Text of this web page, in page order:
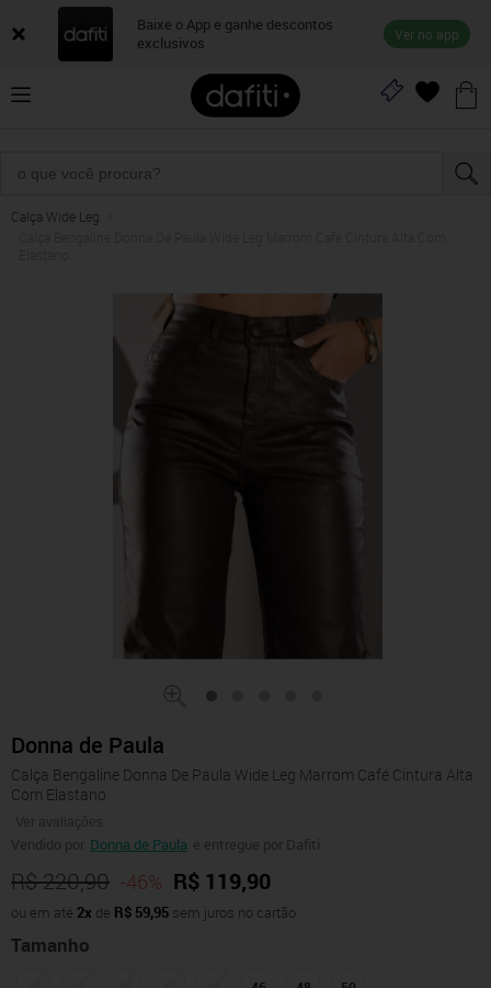
Baixe o App e ganhe descontos
exclusivos
Ver no app
Calça Wide Leg
Donna de Paula
Calça Bengaline Donna De Paula Wide Leg Marrom Café Cintura Alta
Com Elastano
Ver avaliações
Vendido por Donna de Paula e entregue por Dafiti
R$ 220,90 -46% R$ 119,90
ou em até 2x de R$ 59,95 sem juros no cartão
Tamanho